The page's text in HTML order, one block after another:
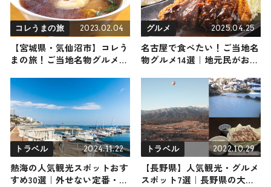
コレうまの旅 2023.02.04
【宮城県・気仙沼市】コレう
まの旅！ご当地名物グルメを
グルメ 2025.04.25
名古屋で食べたい！ご当地名
物グルメ14選｜地元民がおす
店も紹介
トラベル 2024.11.22
熱海の人気観光スポットおす
すめ30選｜外せない定番・名
トラベル 2022.10.29
【長野県】人気観光・グルメ
スポット7選｜長野県の大自